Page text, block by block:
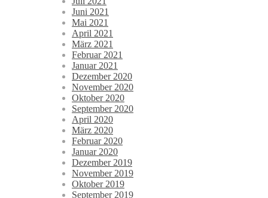
Juni 2021
Mai 2021
April 2021
März 2021
Februar 2021
Januar 2021
Dezember 2020
November 2020
Oktober 2020
September 2020
April 2020
März 2020
Februar 2020
Januar 2020
Dezember 2019
November 2019
Oktober 2019
September 2019